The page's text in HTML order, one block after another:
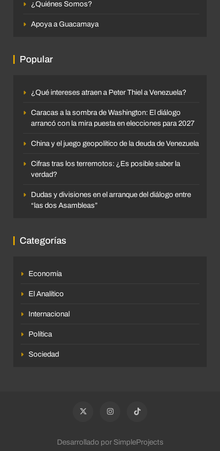
¿Quiénes Somos?
Apoya a Guacamaya
Popular
¿Qué intereses atraen a Peter Thiel a Venezuela?
Caracas a la sombra de Washington: El diálogo
arrancó con la mira puesta en elecciones para 2027
China y el juego geopolítico de la deuda de Venezuela
Cifras tras los terremotos: ¿Es posible saber la
verdad?
Dudas y divisiones en el arranque del diálogo entre
“las dos Asambleas”
Categorías
Economía
El Analítico
Internacional
Política
Sociedad
Desarrollado por SimpleProjects